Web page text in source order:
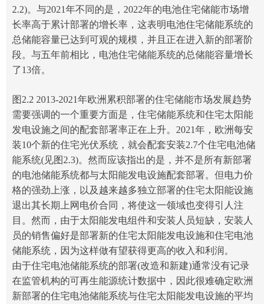
2.2)。与2021年不同的是，2022年的电池住宅储能市场增
长率高于累计部署的增长率，这表明电池住宅储能系统的
总储能容量已达到可观的规模，并且正在进入新的部署阶
段。与五年前相比，电池住宅储能系统的总储能容量增长
了13倍。
图2.2 2013-2021年欧洲累积部署的住宅储能市场发展趋势
需要强调的一个重要方面是，住宅储能系统和住宅太阳能
发电设施之间的配套部署率正在上升。2021年，欧洲每安
装10个新的住宅光伏系统，就会配套安装2.7个住宅电池储
能系统(见图2.3)。然而应该指出的是，并不是所有新部署
的电池储能系统都与太阳能发电设施配套部署。但电力价
格的强劲上涨，以及越来越多独立部署的住宅太阳能设施
退出其长期上网电价合同，将使这一领域也变得引人注
目。然而，由于太阳能发电组件和安装人员短缺，安装人
员的销售偏好是部署新的住宅太阳能发电设施和住宅电池
储能系统，因为这样做有望获得更高的收入和利润。
由于住宅电池储能系统的部署(改造和新建)通常没有记录
在监管机构的可再生能源统计数据中，因此很难确定欧洲
新部署的住宅电池储能系统与住宅太阳能发电设施的平均